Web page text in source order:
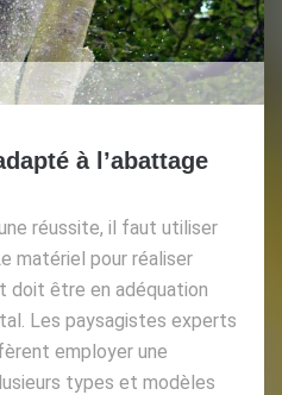
à l’abattage
réussite, il faut utiliser
matériel pour réaliser
doit être en adéquation
Les paysagistes experts
employer une
types et modèles